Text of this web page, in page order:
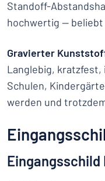
Standoff-
hochwertig — beliebt
Gravierter
Langlebig, kratzfest,
Schulen,
werden und